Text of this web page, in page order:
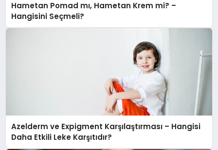
Hametan Pomad mı, Hametan Krem mi? –
Hangisini Seçmeli?
Azelderm ve Expigment Karşılaştırması – Hangisi
Daha Etkili Leke Karşıtıdır?